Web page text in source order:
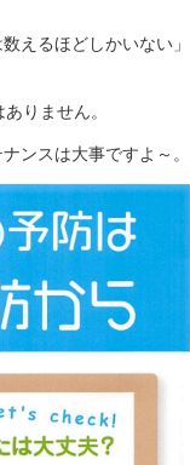
えるほどしかいない」
りません。
ンスは大事ですよ～。